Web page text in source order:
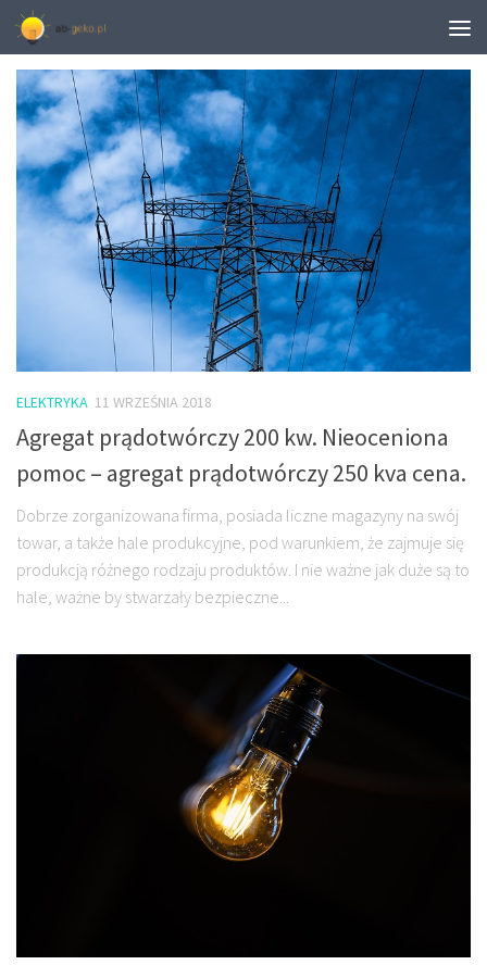
TAGGED:
ELEKTRYKA 11 WRZEŚNIA 2018
Agregat prądotwórczy 200 kw. Nieoceniona
pomoc – agregat prądotwórczy 250 kva cena.
Dobrze zorganizowana firma, posiada liczne magazyny na swój
towar, a także hale produkcyjne, pod warunkiem, że zajmuje się
produkcją różnego rodzaju produktów. I nie ważne jak duże są to
hale, ważne by stwarzały bezpieczne...